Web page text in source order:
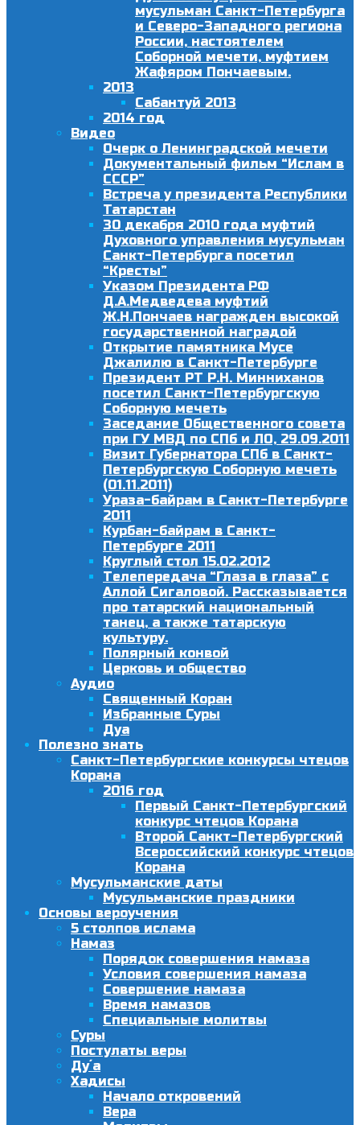
мусульман Санкт-Петербурга
и Северо-Западного региона
России, настоятелем
Соборной мечети, муфтием
Жафяром Пончаевым.
2013
Сабантуй 2013
2014 год
Видео
Очерк о Ленинградской мечети
Документальный фильм “Ислам в
СССР”
Встреча у президента Республики
Татарстан
30 декабря 2010 года муфтий
Духовного управления мусульман
Санкт-Петербурга посетил
“Кресты”
Указом Президента РФ
Д.А.Медведева муфтий
Ж.Н.Пончаев награжден высокой
государственной наградой
Открытие памятника Мусе
Джалилю в Санкт-Петербурге
Президент РТ Р.Н. Минниханов
посетил Санкт-Петербургскую
Соборную мечеть
Заседание Общественного совета
при ГУ МВД по СПб и ЛО, 29.09.2011
Визит Губернатора СПб в Санкт-
Петербургскую Соборную мечеть
(01.11.2011)
Ураза-байрам в Санкт-Петербурге
2011
Курбан-байрам в Санкт-
Петербурге 2011
Круглый стол 15.02.2012
Телепередача “Глаза в глаза” с
Аллой Сигаловой. Рассказывается
про татарский национальный
танец, а также татарскую
культуру.
Полярный конвой
Церковь и общество
Аудио
Священный Коран
Избранные Суры
Дуа
Полезно знать
Санкт-Петербургские конкурсы чтецов
Корана
2016 год
Первый Санкт-Петербургский
конкурс чтецов Корана
Второй Санкт-Петербургский
Всероссийский конкурс чтецов
Корана
Мусульманские даты
Мусульманские праздники
Основы вероучения
5 столпов ислама
Намаз
Порядок совершения намаза
Условия совершения намаза
Совершение намаза
Время намазов
Специальные молитвы
Суры
Постулаты веры
Ду´а
Хадисы
Начало откровений
Вера